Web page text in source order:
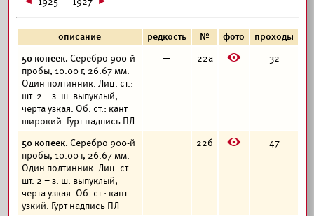
описание редкость № фото
проходы
50 копеек. Серебро 900-й
пробы, 10.00 г, 26.67 мм.
Один полтинник. Лиц. ст.:
шт. 2 – з. ш. выпуклый,
черта узкая. Об. ст.: кант
широкий. Гурт надпись ПЛ
— 22а E 32
50 копеек. Серебро 900-й
пробы, 10.00 г, 26.67 мм.
Один полтинник. Лиц. ст.:
шт. 2 – з. ш. выпуклый,
черта узкая. Об. ст.: кант
узкий. Гурт надпись ПЛ
— 22б E 47